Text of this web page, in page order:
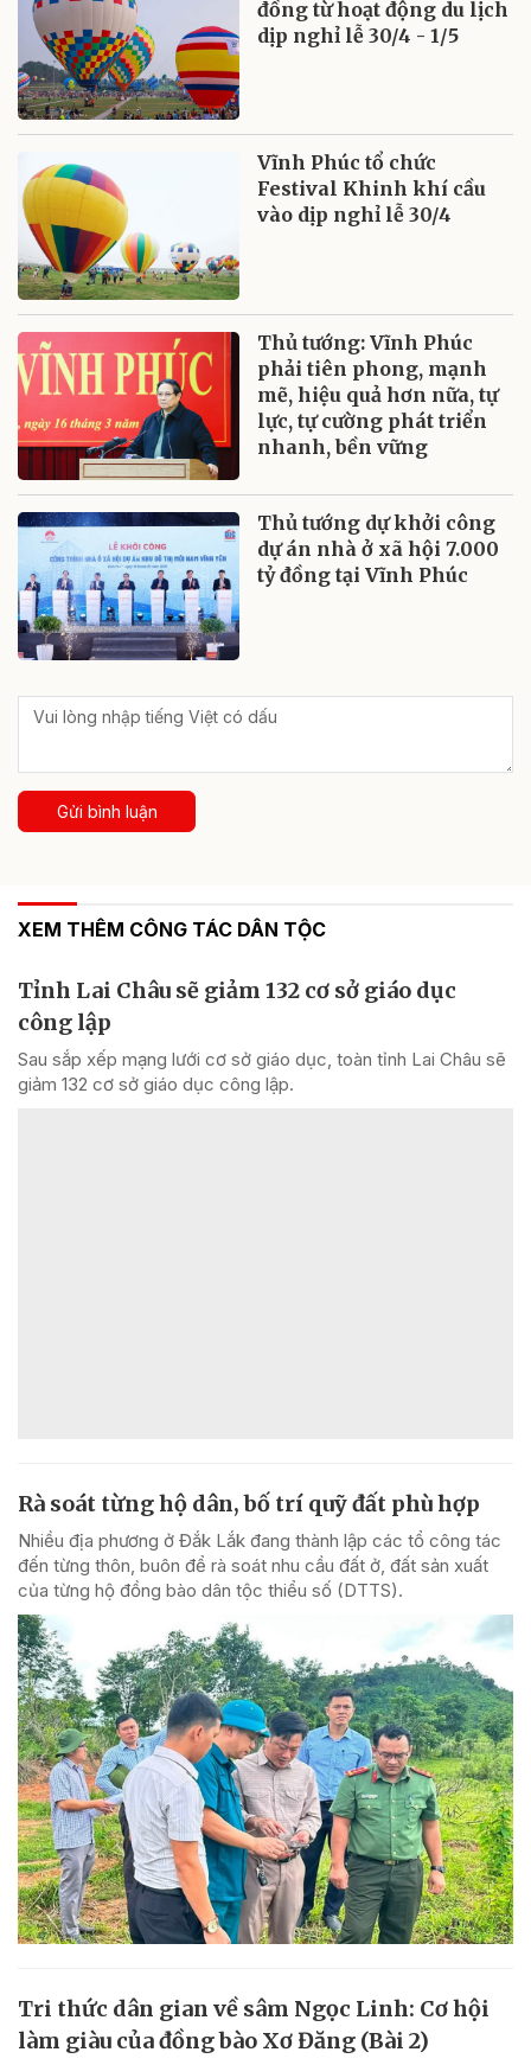
đồng từ hoạt động du lịch
dịp nghỉ lễ 30/4 - 1/5
Vĩnh Phúc tổ chức
Festival Khinh khí cầu
vào dịp nghỉ lễ 30/4
Thủ tướng: Vĩnh Phúc
phải tiên phong, mạnh
mẽ, hiệu quả hơn nữa, tự
lực, tự cường phát triển
nhanh, bền vững
Thủ tướng dự khởi công
dự án nhà ở xã hội 7.000
tỷ đồng tại Vĩnh Phúc
Gửi bình luận
XEM THÊM CÔNG TÁC DÂN TỘC
Tỉnh Lai Châu sẽ giảm 132 cơ sở giáo dục
công lập
Sau sắp xếp mạng lưới cơ sở giáo dục, toàn tỉnh Lai Châu sẽ
giảm 132 cơ sở giáo dục công lập.
Rà soát từng hộ dân, bố trí quỹ đất phù hợp
Nhiều địa phương ở Đắk Lắk đang thành lập các tổ công tác
đến từng thôn, buôn để rà soát nhu cầu đất ở, đất sản xuất
của từng hộ đồng bào dân tộc thiểu số (DTTS).
Tri thức dân gian về sâm Ngọc Linh: Cơ hội
làm giàu của đồng bào Xơ Đăng (Bài 2)